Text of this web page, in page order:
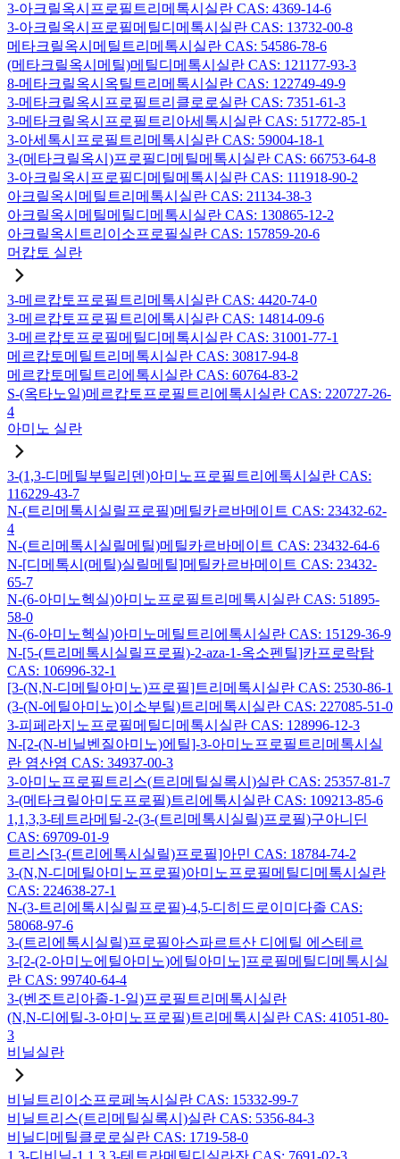
3-아크릴옥시프로필트리메톡시실란 CAS: 4369-14-6
3-아크릴옥시프로필메틸디메톡시실란 CAS: 13732-00-8
메타크릴옥시메틸트리메톡시실란 CAS: 54586-78-6
(메타크릴옥시메틸)메틸디메톡시실란 CAS: 121177-93-3
8-메타크릴옥시옥틸트리메톡시실란 CAS: 122749-49-9
3-메타크릴옥시프로필트리클로로실란 CAS: 7351-61-3
3-메타크릴옥시프로필트리아세톡시실란 CAS: 51772-85-1
3-아세톡시프로필트리메톡시실란 CAS: 59004-18-1
3-(메타크릴옥시)프로필디메틸메톡시실란 CAS: 66753-64-8
3-아크릴옥시프로필디메틸메톡시실란 CAS: 111918-90-2
아크릴옥시메틸트리메톡시실란 CAS: 21134-38-3
아크릴옥시메틸메틸디메톡시실란 CAS: 130865-12-2
아크릴옥시트리이소프로필실란 CAS: 157859-20-6
머캅토 실란
3-메르캅토프로필트리메톡시실란 CAS: 4420-74-0
3-메르캅토프로필트리에톡시실란 CAS: 14814-09-6
3-메르캅토프로필메틸디메톡시실란 CAS: 31001-77-1
메르캅토메틸트리메톡시실란 CAS: 30817-94-8
메르캅토메틸트리에톡시실란 CAS: 60764-83-2
S-(옥타노일)메르캅토프로필트리에톡시실란 CAS: 220727-26-
4
아미노 실란
3-(1,3-디메틸부틸리덴)아미노프로필트리에톡시실란 CAS:
116229-43-7
N-(트리메톡시실릴프로필)메틸카르바메이트 CAS: 23432-62-
4
N-(트리메톡시실릴메틸)메틸카르바메이트 CAS: 23432-64-6
N-[디메톡시(메틸)실릴메틸]메틸카르바메이트 CAS: 23432-
65-7
N-(6-아미노헥실)아미노프로필트리메톡시실란 CAS: 51895-
58-0
N-(6-아미노헥실)아미노메틸트리에톡시실란 CAS: 15129-36-9
N-[5-(트리메톡시실릴프로필)-2-aza-1-옥소펜틸]카프로락탐
CAS: 106996-32-1
[3-(N,N-디메틸아미노)프로필]트리메톡시실란 CAS: 2530-86-1
(3-(N-에틸아미노)이소부틸)트리메톡시실란 CAS: 227085-51-0
3-피페라지노프로필메틸디메톡시실란 CAS: 128996-12-3
N-[2-(N-비닐벤질아미노)에틸]-3-아미노프로필트리메톡시실
란 염산염 CAS: 34937-00-3
3-아미노프로필트리스(트리메틸실록시)실란 CAS: 25357-81-7
3-(메타크릴아미도프로필)트리에톡시실란 CAS: 109213-85-6
1,1,3,3-테트라메틸-2-(3-(트리메톡시실릴)프로필)구아니딘
CAS: 69709-01-9
트리스[3-(트리에톡시실릴)프로필]아민 CAS: 18784-74-2
3-(N,N-디메틸아미노프로필)아미노프로필메틸디메톡시실란
CAS: 224638-27-1
N-(3-트리에톡시실릴프로필)-4,5-디히드로이미다졸 CAS:
58068-97-6
3-(트리에톡시실릴)프로필아스파르트산 디에틸 에스테르
3-[2-(2-아미노에틸아미노)에틸아미노]프로필메틸디메톡시실
란 CAS: 99740-64-4
3-(벤조트리아졸-1-일)프로필트리메톡시실란
(N,N-디에틸-3-아미노프로필)트리메톡시실란 CAS: 41051-80-
3
비닐실란
비닐트리이소프로페녹시실란 CAS: 15332-99-7
비닐트리스(트리메틸실록시)실란 CAS: 5356-84-3
비닐디메틸클로로실란 CAS: 1719-58-0
1,3-디비닐-1,1,3,3-테트라메틸디실라잔 CAS: 7691-02-3